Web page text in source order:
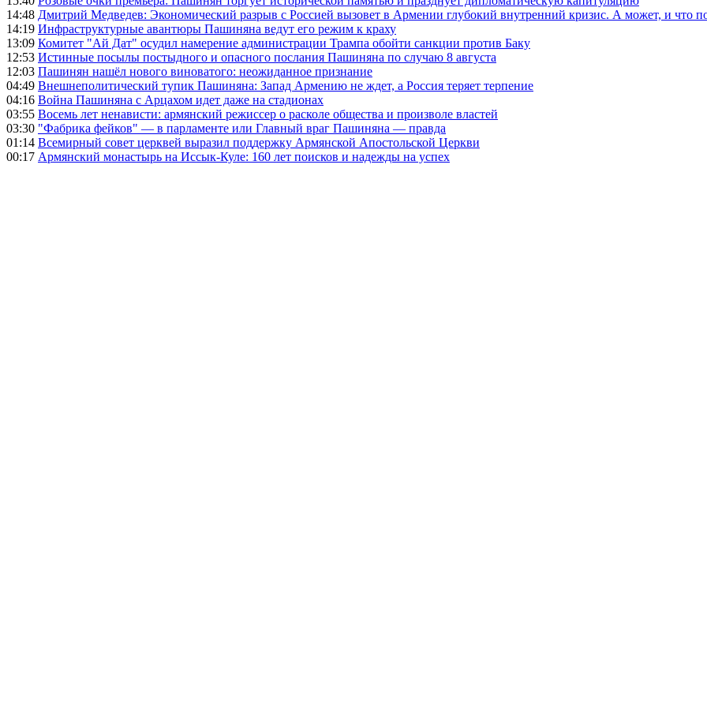
14:48 Дмитрий Медведев: Экономический разрыв с Россией вызовет в Армении глубокий внутренний кризис. А может, и что
14:19 Инфраструктурные авантюры Пашиняна ведут его режим к краху
13:09 Комитет "Ай Дат" осудил намерение администрации Трампа обойти санкции против Баку
12:53 Истинные посылы постыдного и опасного послания Пашиняна по случаю 8 августа
12:03 Пашинян нашёл нового виноватого: неожиданное признание
04:49 Внешнеполитический тупик Пашиняна: Запад Армению не ждет, а Россия теряет терпение
04:16 Война Пашиняна с Арцахом идет даже на стадионах
03:55 Восемь лет ненависти: армянский режиссер о расколе общества и произволе властей
03:30 "Фабрика фейков" — в парламенте или Главный враг Пашиняна — правда
01:14 Всемирный совет церквей выразил поддержку Армянской Апостольской Церкви
00:17 Армянский монастырь на Иссык-Куле: 160 лет поисков и надежды на успех